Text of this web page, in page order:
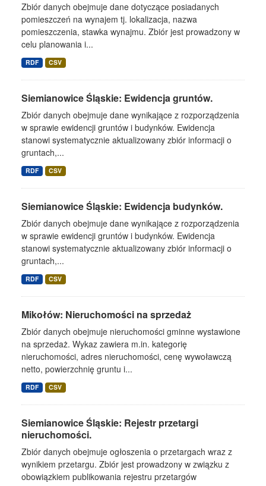
Zbiór danych obejmuje dane dotyczące posiadanych
pomieszczeń na wynajem tj. lokalizacja, nazwa
pomieszczenia, stawka wynajmu. Zbiór jest prowadzony w
celu planowania i...
RDF CSV
Siemianowice Śląskie: Ewidencja gruntów.
Zbiór danych obejmuje dane wynikające z rozporządzenia
w sprawie ewidencji gruntów i budynków. Ewidencja
stanowi systematycznie aktualizowany zbiór informacji o
gruntach,...
RDF CSV
Siemianowice Śląskie: Ewidencja budynków.
Zbiór danych obejmuje dane wynikające z rozporządzenia
w sprawie ewidencji gruntów i budynków. Ewidencja
stanowi systematycznie aktualizowany zbiór informacji o
gruntach,...
RDF CSV
Mikołów: Nieruchomości na sprzedaż
Zbiór danych obejmuje nieruchomości gminne wystawione
na sprzedaż. Wykaz zawiera m.in. kategorię
nieruchomości, adres nieruchomości, cenę wywoławczą
netto, powierzchnię gruntu i...
RDF CSV
Siemianowice Śląskie: Rejestr przetargi
nieruchomości.
Zbiór danych obejmuje ogłoszenia o przetargach wraz z
wynikiem przetargu. Zbiór jest prowadzony w związku z
obowiązkiem publikowania rejestru przetargów